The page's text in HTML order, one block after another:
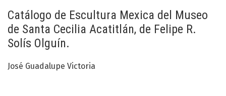
Catálogo de Escultura Mexica del Museo
de Santa Cecilia Acatitlán, de Felipe R.
Solís Olguín.
José Guadalupe Victoria